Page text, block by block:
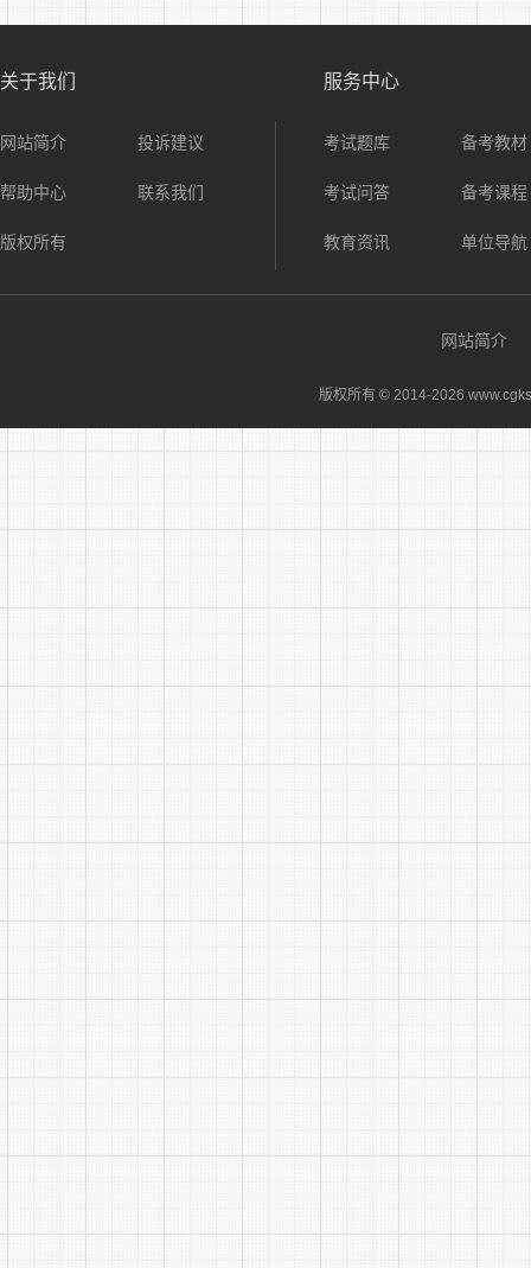
12
关于我们
网站简介 投诉建议
帮助中心 联系我们
版权所有
服务中心
考试题库 备考教材
考试问答 备考课程
教育资讯 单位导航
网站简介
版权所有 © 2014-2026